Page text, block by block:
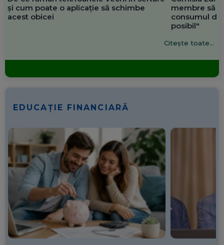
și cum poate o aplicație să schimbe
acest obicei
membre să
consumul de
posibil"
Citește toate...
EDUCAȚIE FINANCIARĂ